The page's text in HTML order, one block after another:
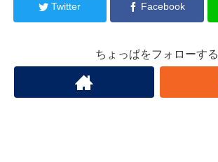
Twitter Facebook
ちょっぱをフォローする